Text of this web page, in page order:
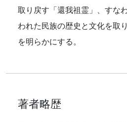
取り戻す「還我祖霊」、すな
われた民族の歴史と文化を取
を明らかにする。
著者略歴